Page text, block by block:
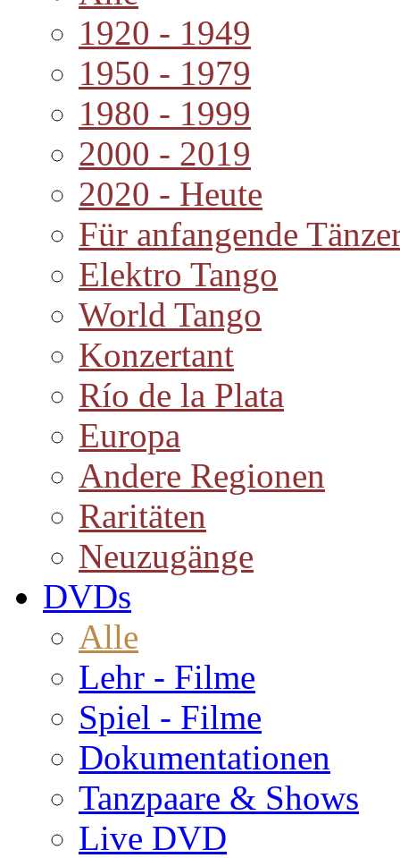
1920 - 1949
1950 - 1979
1980 - 1999
2000 - 2019
2020 - Heute
Für anfangende
Elektro Tango
World Tango
Konzertant
Río de la Plata
Europa
Andere Regionen
Raritäten
Neuzugänge
DVDs
Alle
Lehr - Filme
Spiel - Filme
Dokumentationen
Tanzpaare & Shows
Live DVD